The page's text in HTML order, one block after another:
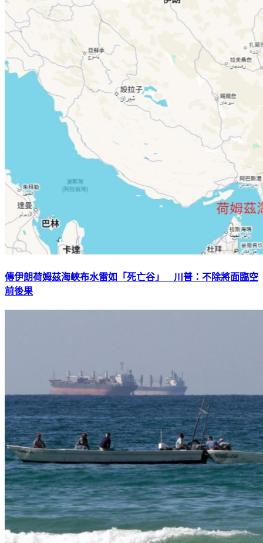
傳伊朗荷姆茲海峽布水雷如「死亡谷」 川普：不除將面臨空
前後果